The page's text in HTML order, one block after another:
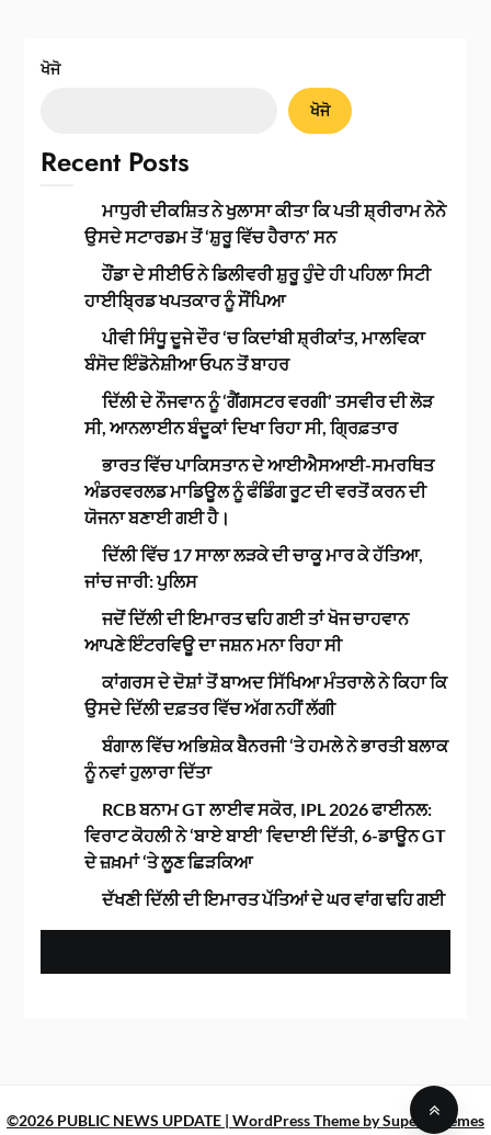
ਖੋਜੋ
ਖੋਜੋ
Recent Posts
ਮਾਧੁਰੀ ਦੀਕਸ਼ਿਤ ਨੇ ਖੁਲਾਸਾ ਕੀਤਾ ਕਿ ਪਤੀ ਸ਼੍ਰੀਰਾਮ ਨੇਨੇ
ਉਸਦੇ ਸਟਾਰਡਮ ਤੋਂ ‘ਸ਼ੁਰੂ ਵਿੱਚ ਹੈਰਾਨ’ ਸਨ
ਹੌਂਡਾ ਦੇ ਸੀਈਓ ਨੇ ਡਿਲੀਵਰੀ ਸ਼ੁਰੂ ਹੁੰਦੇ ਹੀ ਪਹਿਲਾ ਸਿਟੀ
ਹਾਈਬ੍ਰਿਡ ਖਪਤਕਾਰ ਨੂੰ ਸੌਂਪਿਆ
ਪੀਵੀ ਸਿੰਧੂ ਦੂਜੇ ਦੌਰ ‘ਚ ਕਿਦਾਂਬੀ ਸ਼੍ਰੀਕਾਂਤ, ਮਾਲਵਿਕਾ
ਬੰਸੋਦ ਇੰਡੋਨੇਸ਼ੀਆ ਓਪਨ ਤੋਂ ਬਾਹਰ
ਦਿੱਲੀ ਦੇ ਨੌਜਵਾਨ ਨੂੰ ‘ਗੈਂਗਸਟਰ ਵਰਗੀ’ ਤਸਵੀਰ ਦੀ ਲੋੜ
ਸੀ, ਆਨਲਾਈਨ ਬੰਦੂਕਾਂ ਦਿਖਾ ਰਿਹਾ ਸੀ, ਗ੍ਰਿਫ਼ਤਾਰ
ਭਾਰਤ ਵਿੱਚ ਪਾਕਿਸਤਾਨ ਦੇ ਆਈਐਸਆਈ-ਸਮਰਥਿਤ
ਅੰਡਰਵਰਲਡ ਮਾਡਿਊਲ ਨੂੰ ਫੰਡਿੰਗ ਰੂਟ ਦੀ ਵਰਤੋਂ ਕਰਨ ਦੀ
ਯੋਜਨਾ ਬਣਾਈ ਗਈ ਹੈ।
ਦਿੱਲੀ ਵਿੱਚ 17 ਸਾਲਾ ਲੜਕੇ ਦੀ ਚਾਕੂ ਮਾਰ ਕੇ ਹੱਤਿਆ,
ਜਾਂਚ ਜਾਰੀ: ਪੁਲਿਸ
ਜਦੋਂ ਦਿੱਲੀ ਦੀ ਇਮਾਰਤ ਢਹਿ ਗਈ ਤਾਂ ਖੋਜ ਚਾਹਵਾਨ
ਆਪਣੇ ਇੰਟਰਵਿਊ ਦਾ ਜਸ਼ਨ ਮਨਾ ਰਿਹਾ ਸੀ
ਕਾਂਗਰਸ ਦੇ ਦੋਸ਼ਾਂ ਤੋਂ ਬਾਅਦ ਸਿੱਖਿਆ ਮੰਤਰਾਲੇ ਨੇ ਕਿਹਾ ਕਿ
ਉਸਦੇ ਦਿੱਲੀ ਦਫ਼ਤਰ ਵਿੱਚ ਅੱਗ ਨਹੀਂ ਲੱਗੀ
ਬੰਗਾਲ ਵਿੱਚ ਅਭਿਸ਼ੇਕ ਬੈਨਰਜੀ ‘ਤੇ ਹਮਲੇ ਨੇ ਭਾਰਤੀ ਬਲਾਕ
ਨੂੰ ਨਵਾਂ ਹੁਲਾਰਾ ਦਿੱਤਾ
RCB ਬਨਾਮ GT ਲਾਈਵ ਸਕੋਰ, IPL 2026 ਫਾਈਨਲ:
ਵਿਰਾਟ ਕੋਹਲੀ ਨੇ ‘ਬਾਏ ਬਾਈ’ ਵਿਦਾਈ ਦਿੱਤੀ, 6-ਡਾਊਨ GT
ਦੇ ਜ਼ਖ਼ਮਾਂ ‘ਤੇ ਲੂਣ ਛਿੜਕਿਆ
ਦੱਖਣੀ ਦਿੱਲੀ ਦੀ ਇਮਾਰਤ ਪੱਤਿਆਂ ਦੇ ਘਰ ਵਾਂਗ ਢਹਿ ਗਈ
©2026 PUBLIC NEWS UPDATE | WordPress Theme bySuperbThemes